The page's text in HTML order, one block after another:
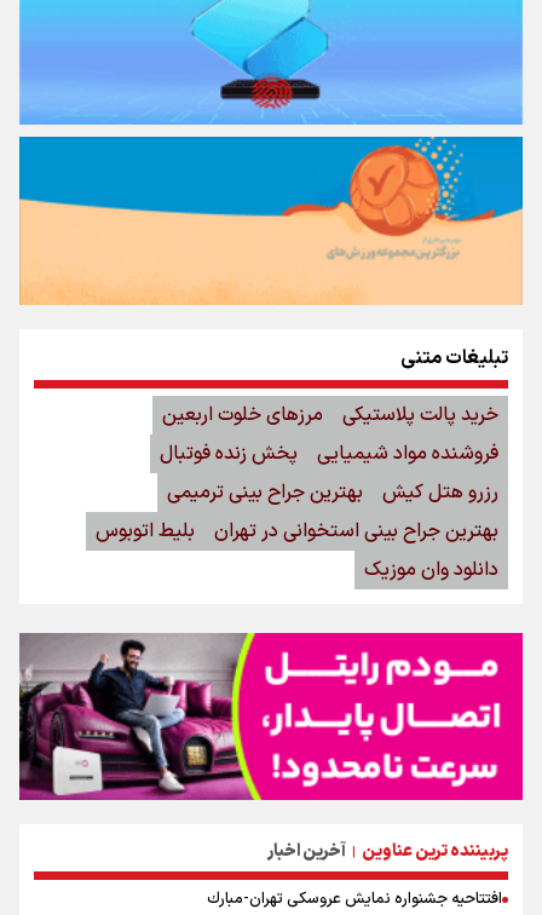
پربیننده ترین عناوین | آخرین اخبار
افتتاحیه جشنواره نمايش عروسكى تهران-مبارك
تبلیغات متنی
خرید پالت پلاستیکی
مرزهای خلوت اربعین
فروشنده مواد شیمیایی
پخش زنده فوتبال
رزرو هتل کیش
بهترین جراح بینی ترمیمی
بهترین جراح بینی استخوانی در تهران
بلیط اتوبوس
دانلود وان موزیک